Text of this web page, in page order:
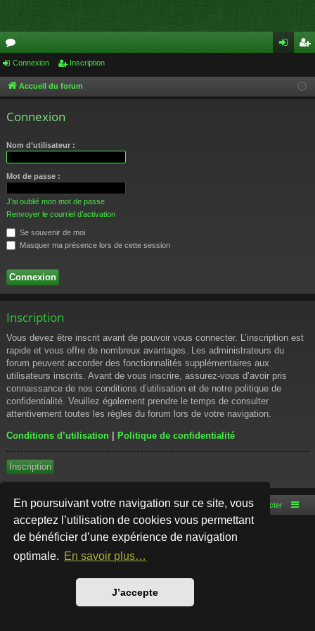
En poursuivant votre navigation sur ce site, vous
acceptez l’utilisation de cookies vous permettant
de bénéficier d’une expérience de navigation
optimale. En savoir plus…
J’accepte
or
u cri
Connexion Inscription
Accueil du forum
Connexion
Nom d’utilisateur :
Mot de passe :
J’ai oublié mon mot de passe
Renvoyer le courriel d’activation
Se souvenir de moi
Masquer ma présence lors de cette session
Inscription
Vous devez être inscrit avant de pouvoir vous connecter. L’inscription est
rapide et vous offre de nombreux avantages. Les administrateurs du
forum peuvent accorder des fonctionnalités supplémentaires aux
utilisateurs inscrits. Avant de vous inscrire, assurez-vous d’avoir pris
connaissance de nos conditions d’utilisation et de notre politique de
confidentialité. Veuillez également prendre le temps de consulter
attentivement toutes les règles du forum lors de votre navigation.
Conditions d’utilisation | Politique de confidentialité
Inscription
Accueil du forum Nous contacter
Développé parphpBB® Forum Software © phpBB Limited
Style par
Traduction française officielle